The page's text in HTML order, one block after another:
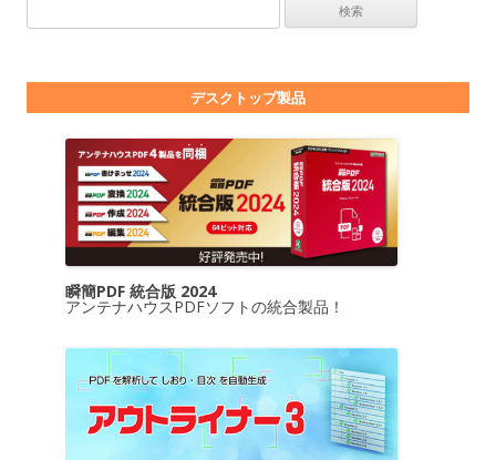
デスクトップ製品
瞬簡PDF 統合版 2024
アンテナハウスPDFソフトの統合製品！